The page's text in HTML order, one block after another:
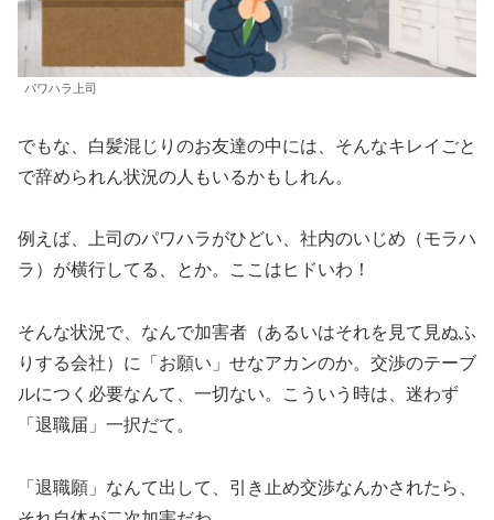
パワハラ上司
でもな、白髪混じりのお友達の中には、そんなキレイごと
で辞められん状況の人もいるかもしれん。
例えば、上司のパワハラがひどい、社内のいじめ（モラハ
ラ）が横行してる、とか。ここはヒドいわ！
そんな状況で、なんで加害者（あるいはそれを見て見ぬふ
りする会社）に「お願い」せなアカンのか。交渉のテーブ
ルにつく必要なんて、一切ない。こういう時は、迷わず
「退職届」一択だて。
「退職願」なんて出して、引き止め交渉なんかされたら、